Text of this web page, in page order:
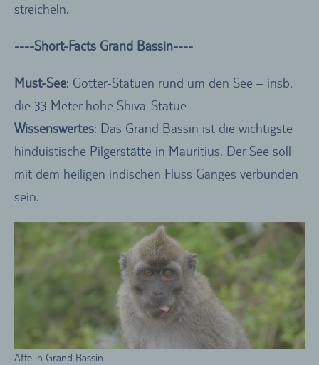
streicheln.
----Short-Facts Grand Bassin----
Must-See: Götter-Statuen rund um den See – insb.
die 33 Meter hohe Shiva-Statue
Wissenswertes: Das Grand Bassin ist die wichtigste
hinduistische Pilgerstätte in Mauritius. Der See soll
mit dem heiligen indischen Fluss Ganges verbunden
sein.
Affe in Grand Bassin